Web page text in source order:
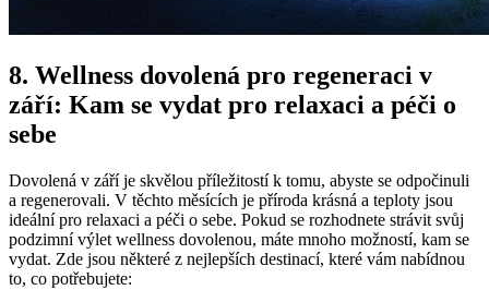
8. Wellness dovolená pro regeneraci ‌v
září:‍ Kam se vydat⁣ pro relaxaci a ⁤péči‍ o
‌sebe
Dovolená ⁢v ⁣září je skvělou příležitostí k tomu, abyste se odpočinuli
a regenerovali. V těchto měsících je příroda⁤ krásná a teploty jsou
ideální pro relaxaci‌ a‌ péči o sebe. Pokud se rozhodnete strávit svůj
‍podzimní výlet wellness dovolenou, máte mnoho ​možností,‍ kam⁣ se
vydat. Zde jsou některé z nejlepších⁣ destinací, které​ vám⁣ nabídnou
to, co potřebujete: